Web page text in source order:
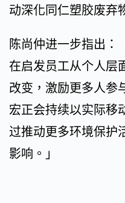
动深化同仁塑胶废弃
陈尚仲进一步指出：
在启发员工从个人层
改变，激励更多人参
宏正会持续以实际移
过推动更多环境保护
影响。」